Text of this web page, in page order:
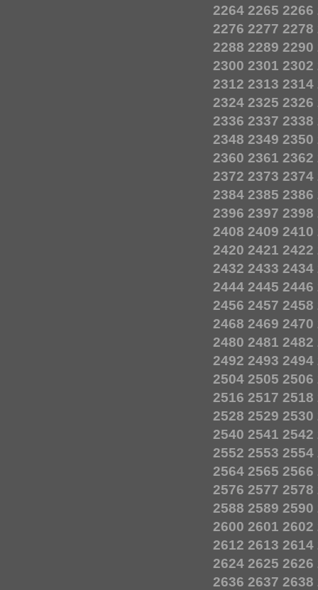
2264 2265 2266
2276 2277 2278
2288 2289 2290
2300 2301 2302
2312 2313 2314
2324 2325 2326
2336 2337 2338
2348 2349 2350
2360 2361 2362
2372 2373 2374
2384 2385 2386
2396 2397 2398
2408 2409 2410
2420 2421 2422
2432 2433 2434
2444 2445 2446
2456 2457 2458
2468 2469 2470
2480 2481 2482
2492 2493 2494
2504 2505 2506
2516 2517 2518
2528 2529 2530
2540 2541 2542
2552 2553 2554
2564 2565 2566
2576 2577 2578
2588 2589 2590
2600 2601 2602
2612 2613 2614
2624 2625 2626
2636 2637 2638